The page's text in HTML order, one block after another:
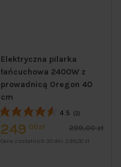
Elektryczna pilarka
łańcuchowa 2400W z
prowadnicą Oregon 40
cm
4.5 (2)
249 00zł 299,00 zł
Cena z ostatnich 30 dni: 299,00 zł